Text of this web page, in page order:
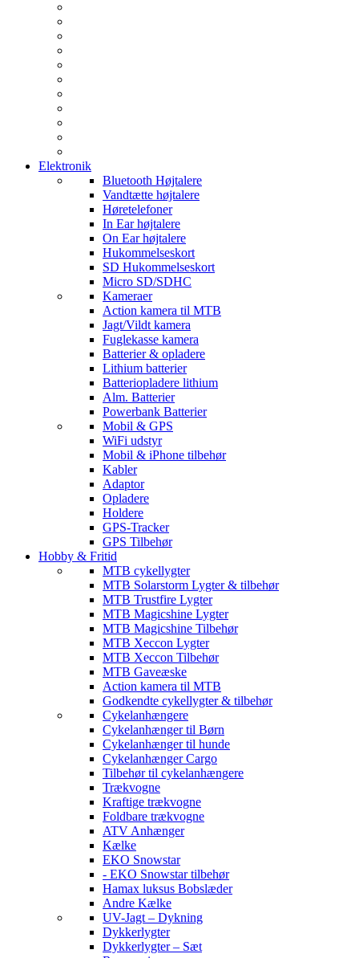
Elektronik
Bluetooth Højtalere
Vandtætte højtalere
Høretelefoner
In Ear højtalere
On Ear højtalere
Hukommelseskort
SD Hukommelseskort
Micro SD/SDHC
Kameraer
Action kamera til MTB
Jagt/Vildt kamera
Fuglekasse kamera
Batterier & opladere
Lithium batterier
Batteriopladere lithium
Alm. Batterier
Powerbank Batterier
Mobil & GPS
WiFi udstyr
Mobil & iPhone tilbehør
Kabler
Adaptor
Opladere
Holdere
GPS-Tracker
GPS Tilbehør
Hobby & Fritid
MTB cykellygter
MTB Solarstorm Lygter & tilbehør
MTB Trustfire Lygter
MTB Magicshine Lygter
MTB Magicshine Tilbehør
MTB Xeccon Lygter
MTB Xeccon Tilbehør
MTB Gaveæske
Action kamera til MTB
Godkendte cykellygter & tilbehør
Cykelanhængere
Cykelanhænger til Børn
Cykelanhænger til hunde
Cykelanhænger Cargo
Tilbehør til cykelanhængere
Trækvogne
Kraftige trækvogne
Foldbare trækvogne
ATV Anhænger
Kælke
EKO Snowstar
- EKO Snowstar tilbehør
Hamax luksus Bobslæder
Andre Kælke
UV-Jagt – Dykning
Dykkerlygter
Dykkerlygter – Sæt